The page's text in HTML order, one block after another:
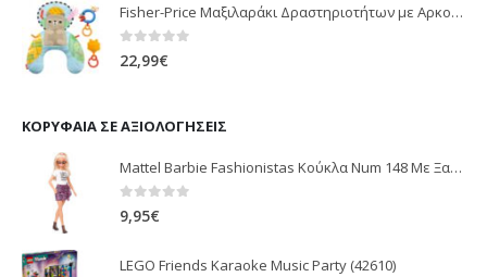
Fisher-Price Μαξιλαράκι Δραστηριοτήτων με Αρκουδάκι (JHB44)
0 out of 5
22,99€
ΚΟΡΥΦΑΊΑ ΣΕ ΑΞΙΟΛΟΓΉΣΕΙΣ
Mattel Barbie Fashionistas Κούκλα Num 148 Με Ξανθά Μαλλιά Animal-Print Φούστα FBR37 / GHW62
0 out of 5
9,95€
LEGO Friends Karaoke Music Party (42610)